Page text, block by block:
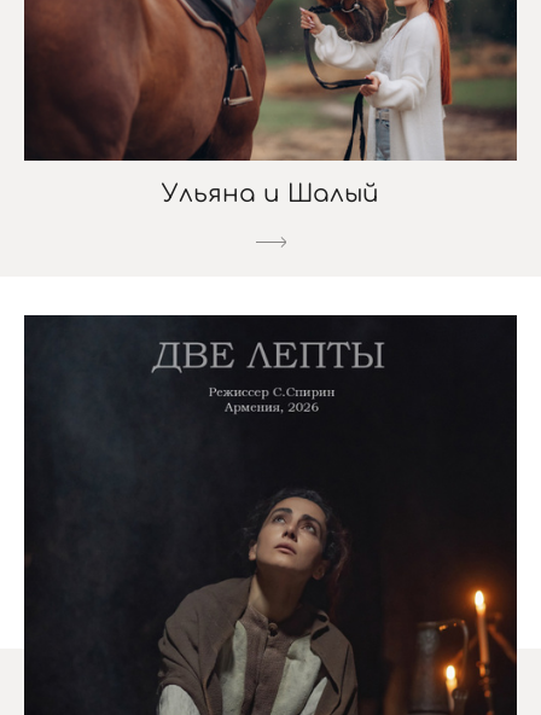
Ульяна и Шалый